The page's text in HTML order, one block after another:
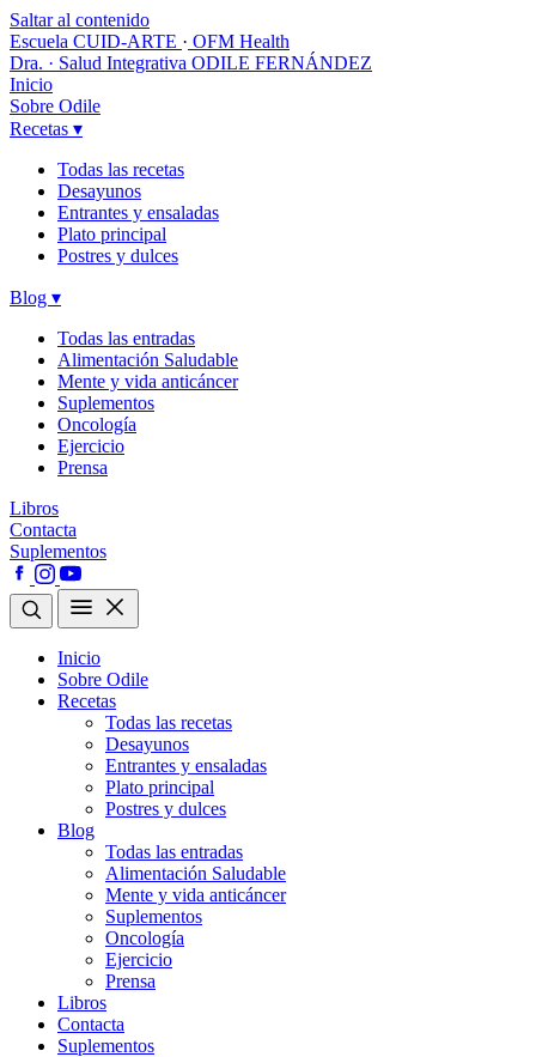
Saltar al contenido
Escuela CUID-ARTE · OFM Health
Dra. · Salud Integrativa ODILE FERNÁNDEZ
Inicio
Sobre Odile
Recetas ▾
Todas las recetas
Desayunos
Entrantes y ensaladas
Plato principal
Postres y dulces
Blog ▾
Todas las entradas
Alimentación Saludable
Mente y vida anticáncer
Suplementos
Oncología
Ejercicio
Prensa
Libros
Contacta
Suplementos
Inicio
Sobre Odile
Recetas
Todas las recetas
Desayunos
Entrantes y ensaladas
Plato principal
Postres y dulces
Blog
Todas las entradas
Alimentación Saludable
Mente y vida anticáncer
Suplementos
Oncología
Ejercicio
Prensa
Libros
Contacta
Suplementos